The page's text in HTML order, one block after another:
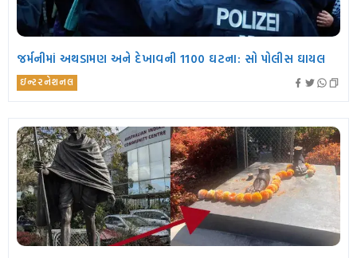
જર્મનીમાં અથડામણ અને દેખાવની 1100 ઘટના: સો પોલીસ ઘાયલ
ઇન્ટરનેશનલ